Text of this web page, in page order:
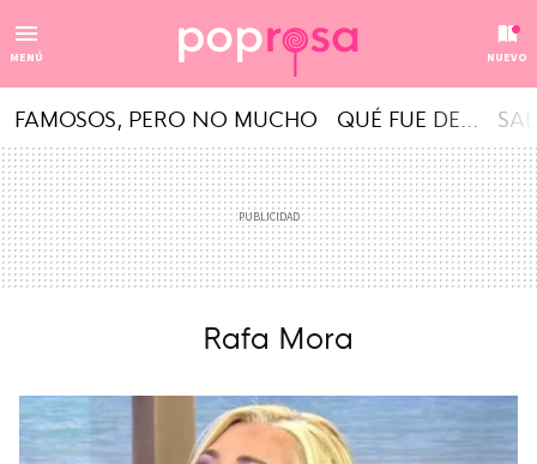
MENÚ NUEVO
FAMOSOS, PERO NO MUCHO QUÉ FUE DE...
Rafa Mora